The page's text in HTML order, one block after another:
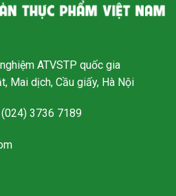
ATVSTP quốc gia
Mai dịch, Cầu giấy, Hà Nội
3736 7189